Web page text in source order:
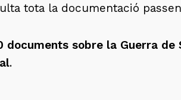
tota la documentació
documents sobre la Guerra
.